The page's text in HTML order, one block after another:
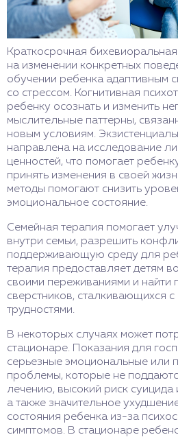
Краткосрочная
на изменении конкретных
обучении ребенка адаптивным
со стрессом. Когнитивная
ребенку осознать и изменить
мыслительные паттерны,
новым условиям.
направлена на исследование
ценностей, что помогает
принять изменения в своей
методы помогают снизить
эмоциональное состояние.
Семейная терапия помогает
внутри семьи, разрешить
поддерживающую среду для
терапия предоставляет детям
своими переживаниями и найти
сверстников, сталкивающихся
трудностями.
В некоторых случаях может
стационаре. Показания для
серьезные эмоциональные или
проблемы, которые не
лечению, высокий риск
а также значительное
состояния ребенка из-за
симптомов. В стационаре